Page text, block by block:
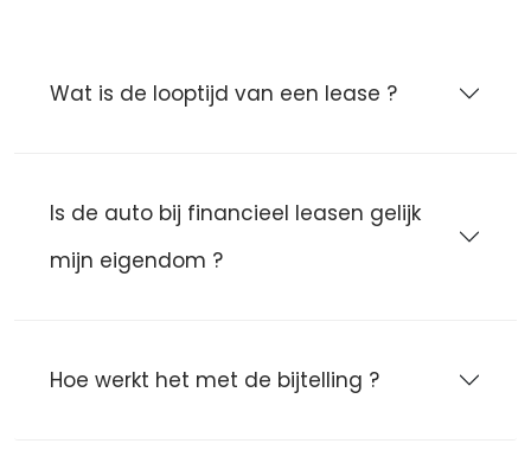
Wat is de looptijd van een lease ?
Is de auto bij financieel leasen gelijk
mijn eigendom ?
Hoe werkt het met de bijtelling ?